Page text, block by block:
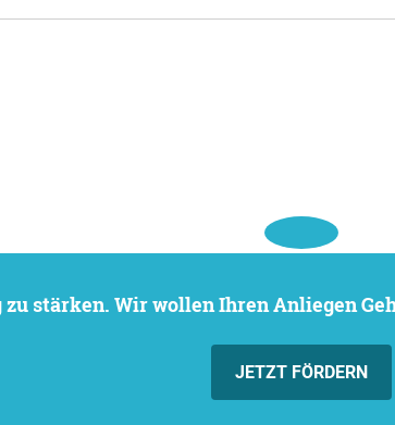
zu stärken. Wir wollen Ihren Anliegen
JETZT FÖRDERN